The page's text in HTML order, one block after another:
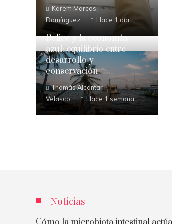
Karem Marcos
Domínguez
Hace 1 día
Belice y la economía
azul: equilibrio entre
desarrollo y
conservación
Thomás Alcantar
Velasco
Hace 1 semana
Noticias